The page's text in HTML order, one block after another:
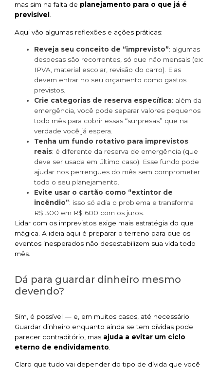
mas sim na falta de planejamento para o que já é
previsível .
Aqui vão algumas reflexões e ações práticas:
Reveja seu conceito de “imprevisto”: algumas
despesas são recorrentes, só que não mensais (ex:
IPVA, material escolar, revisão do carro). Elas
devem entrar no seu orçamento como gastos
previstos.
Crie categorias de reserva específica: além da
emergência, você pode separar valores pequenos
todo mês para cobrir essas “surpresas” que na
verdade você já espera.
Tenha um fundo rotativo para imprevistos
reais: é diferente da reserva de emergência (que
deve ser usada em último caso). Esse fundo pode
ajudar nos perrengues do mês sem comprometer
todo o seu planejamento.
Evite usar o cartão como “extintor de
incêndio”: isso só adia o problema e transforma
R$ 300 em R$ 600 com os juros.
Lidar com os imprevistos exige mais estratégia do que
mágica. A ideia aqui é preparar o terreno para que os
eventos inesperados não desestabilizem sua vida todo
mês.
Dá para guardar dinheiro mesmo
devendo?
Sim, é possível — e, em muitos casos, até necessário.
Guardar dinheiro enquanto ainda se tem dívidas pode
parecer contraditório, mas ajuda a evitar um ciclo
eterno de endividamento
Claro que tudo vai depender do tipo de dívida que você